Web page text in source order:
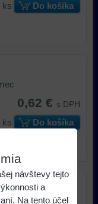
ks Do košíka
0,62 € s DPH
ks Do košíka
na 2x
návštevy tejto
a
Na tento účel